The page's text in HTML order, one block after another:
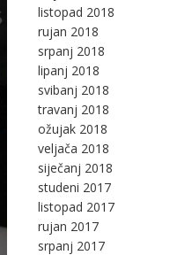
listopad 2018
rujan 2018
srpanj 2018
lipanj 2018
svibanj 2018
travanj 2018
ožujak 2018
veljača 2018
siječanj 2018
studeni 2017
listopad 2017
rujan 2017
srpanj 2017